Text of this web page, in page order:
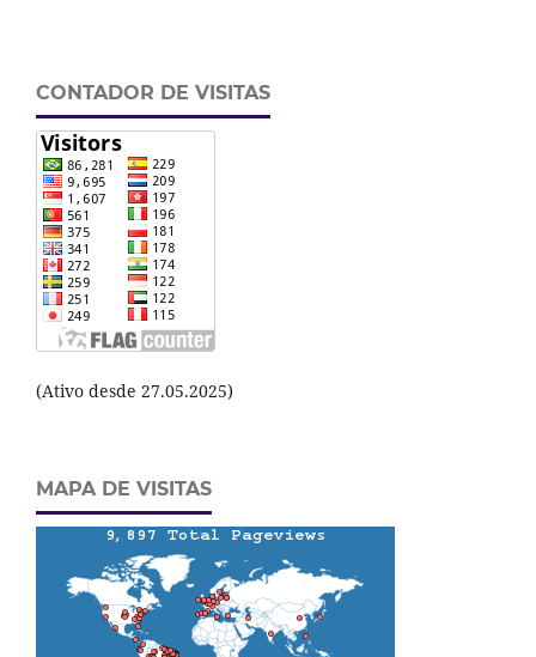
CONTADOR DE VISITAS
(Ativo desde 27.05.2025)
MAPA DE VISITAS